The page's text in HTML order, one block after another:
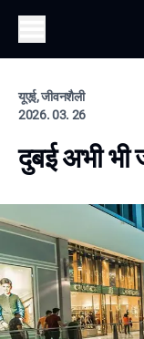
यूएई, जीवनशैली
2026. 03. 26
दुबई अभी भी